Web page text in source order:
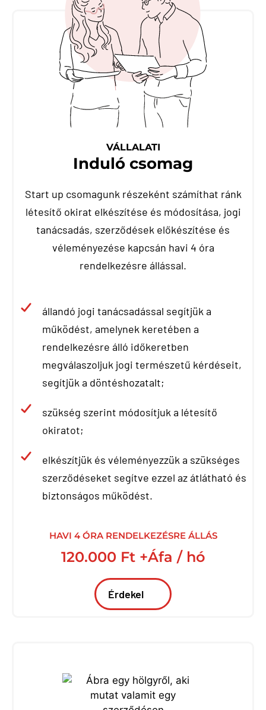
VÁLLALATI
Induló csomag
Start up csomagunk részeként számíthat ránk
létesítő okirat elkészítése és módosítása, jogi
tanácsadás, szerződések előkészítése és
véleményezése kapcsán havi 4 óra
rendelkezésre állással.
állandó jogi tanácsadással segítjük a
működést, amelynek keretében a
rendelkezésre álló időkeretben
megválaszoljuk jogi természetű kérdéseit,
segítjük a döntéshozatalt;
szükség szerint módosítjuk a létesítő
okiratot;
elkészítjük és véleményezzük a szükséges
szerződéseket segítve ezzel az átlátható és
biztonságos működést.
HAVI 4 ÓRA RENDELKEZÉSRE ÁLLÁS
120.000 Ft +Áfa / hó
Érdekel